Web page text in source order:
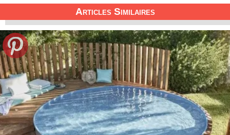
Articles Similaires